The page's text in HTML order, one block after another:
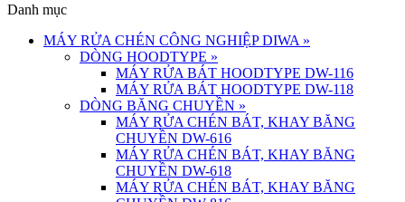
Danh mục
MÁY RỬA CHÉN CÔNG NGHIỆP DIWA »
DÒNG HOODTYPE »
MÁY RỬA BÁT HOODTYPE DW-116
MÁY RỬA BÁT HOODTYPE DW-118
DÒNG BĂNG CHUYỀN »
MÁY RỬA CHÉN BÁT, KHAY BĂNG
CHUYỀN DW-616
MÁY RỬA CHÉN BÁT, KHAY BĂNG
CHUYỀN DW-618
MÁY RỬA CHÉN BÁT, KHAY BĂNG